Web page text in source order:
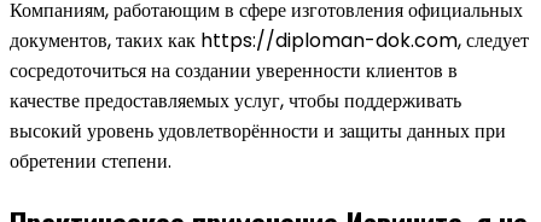
Компаниям, работающим в сфере изготовления официальных
документов, таких как https://diploman-dok.com, следует
сосредоточиться на создании уверенности клиентов в
качестве предоставляемых услуг, чтобы поддерживать
высокий уровень удовлетворённости и защиты данных при
обретении степени.